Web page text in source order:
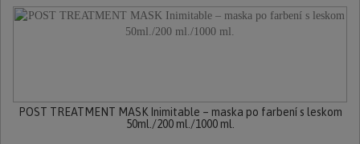
POST TREATMENT MASK Inimitable – maska po farbení s leskom
50ml./200 ml./1000 ml.